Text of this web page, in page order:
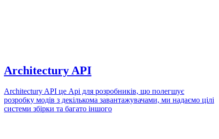
Architectury API
Architectury API це Api для розробників, що полегшує
розробку модів з декількома завантажувачами, ми надаємо цілі
системи збірки та багато іншого